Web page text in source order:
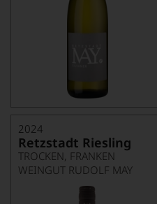
2024
Retzstadt Riesling
TROCKEN, FRANKEN
WEINGUT RUDOLF MAY